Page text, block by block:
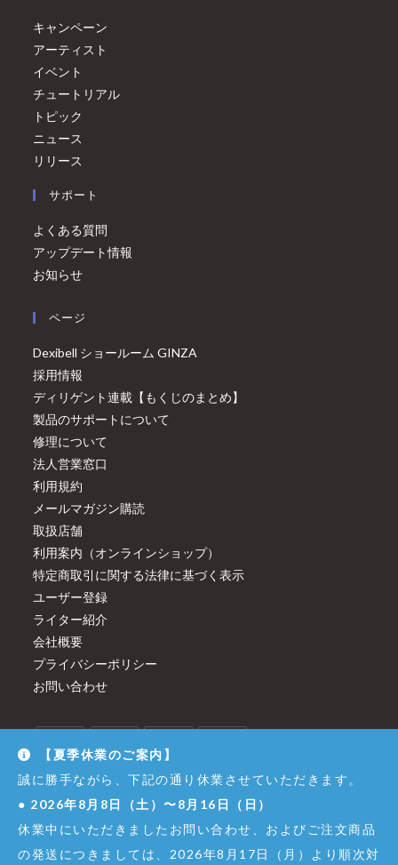
キャンペーン
アーティスト
イベント
チュートリアル
トピック
ニュース
リリース
サポート
よくある質問
アップデート情報
お知らせ
ページ
Dexibell ショールーム GINZA
採用情報
ディリゲント連載【もくじのまとめ】
製品のサポートについて
修理について
法人営業窓口
利用規約
メールマガジン購読
取扱店舗
利用案内（オンラインショップ）
特定商取引に関する法律に基づく表示
ユーザー登録
ライター紹介
会社概要
プライバシーポリシー
お問い合わせ
【夏季休業のご案内】
誠に勝手ながら、下記の通り休業させていただきます。
● 2026年8月8日（土）〜8月16日（日）
休業中にいただきましたお問い合わせ、およびご注文商品
の発送につきましては、2026年8月17日（月）より順次対